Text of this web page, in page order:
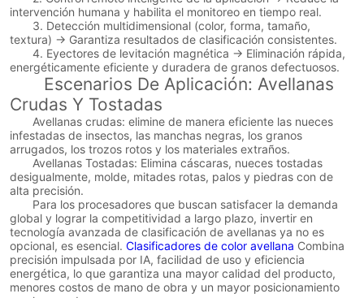
intervención humana y habilita el monitoreo en tiempo real.
3. Detección multidimensional (color, forma, tamaño,
textura) → Garantiza resultados de clasificación consistentes.
4. Eyectores de levitación magnética → Eliminación rápida,
energéticamente eficiente y duradera de granos defectuosos.
Escenarios De Aplicación: Avellanas
Crudas Y Tostadas
Avellanas crudas: elimine de manera eficiente las nueces
infestadas de insectos, las manchas negras, los granos
arrugados, los trozos rotos y los materiales extraños.
Avellanas Tostadas: Elimina cáscaras, nueces tostadas
desigualmente, molde, mitades rotas, palos y piedras con de
alta precisión.
Para los procesadores que buscan satisfacer la demanda
global y lograr la competitividad a largo plazo, invertir en
tecnología avanzada de clasificación de avellanas ya no es
opcional, es esencial.Clasificadores de color avellana Combina
precisión impulsada por IA, facilidad de uso y eficiencia
energética, lo que garantiza una mayor calidad del producto,
menores costos de mano de obra y un mayor posicionamiento